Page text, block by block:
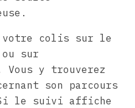
colis sur le
sur
y trouverez
son parcours
le suivi affiche